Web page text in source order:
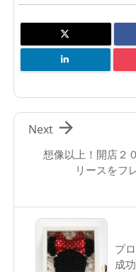
想像以上！開店２
リースをフ

Next
プ
成